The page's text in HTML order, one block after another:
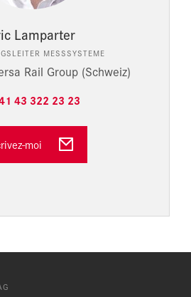
Lamparter
MESSSYSTEME
Rail Group (Schweiz)
43 322 23 23
moi